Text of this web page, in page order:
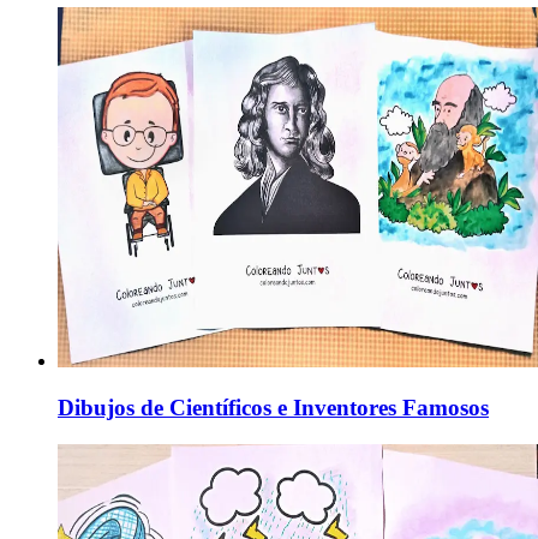
Dibujos de Científicos e Inventores Famosos